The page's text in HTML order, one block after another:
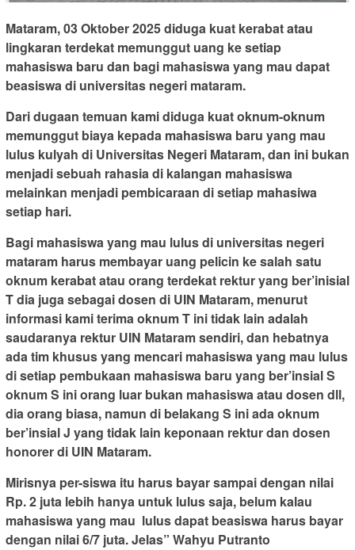
Mataram, 03 Oktober 2025 diduga kuat kerabat atau
lingkaran terdekat memunggut uang ke setiap
mahasiswa baru dan bagi mahasiswa yang mau dapat
beasiswa di universitas negeri mataram.
Dari dugaan temuan kami diduga kuat oknum-oknum
memunggut biaya kepada mahasiswa baru yang mau
lulus kulyah di Universitas Negeri Mataram, dan ini bukan
menjadi sebuah rahasia di kalangan mahasiswa
melainkan menjadi pembicaraan di setiap mahasiwa
setiap hari.
Bagi mahasiswa yang mau lulus di universitas negeri
mataram harus membayar uang pelicin ke salah satu
oknum kerabat atau orang terdekat rektur yang ber’inisial
T dia juga sebagai dosen di UIN Mataram, menurut
informasi kami terima oknum T ini tidak lain adalah
saudaranya rektur UIN Mataram sendiri, dan hebatnya
ada tim khusus yang mencari mahasiswa yang mau lulus
di setiap pembukaan mahasiswa baru yang ber’insial S
oknum S ini orang luar bukan mahasiswa atau dosen dll,
dia orang biasa, namun di belakang S ini ada oknum
ber’insial J yang tidak lain keponaan rektur dan dosen
honorer di UIN Mataram.
Mirisnya per-siswa itu harus bayar sampai dengan nilai
Rp. 2 juta lebih hanya untuk lulus saja, belum kalau
mahasiswa yang mau lulus dapat beasiswa harus bayar
dengan nilai 6/7 juta. Jelas” Wahyu Putranto